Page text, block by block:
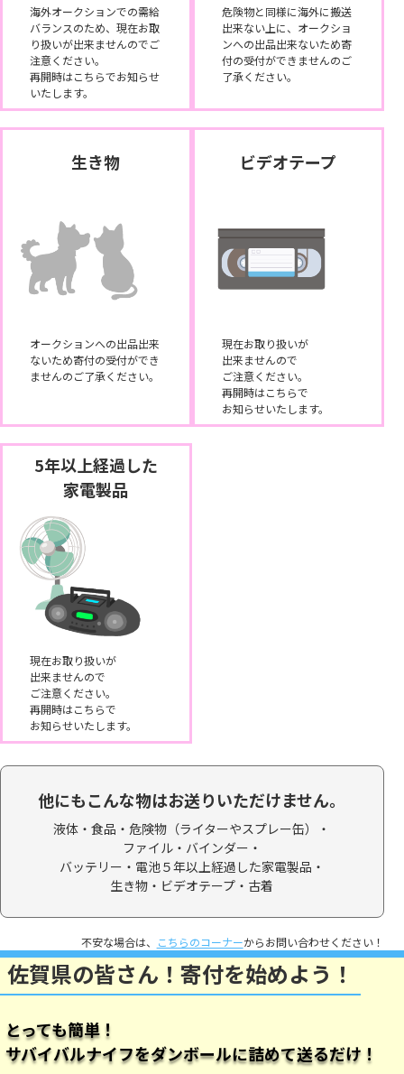
海外オークションでの需給
バランスのため、現在お取
り扱いが出来ませんのでご
注意ください。
再開時はこちらでお知らせ
いたします。
危険物と同様に海外に搬送
出来ない上に、オークショ
ンへの出品出来ないため寄
付の受付ができませんのご
了承ください。
生き物
オークションへの出品出来
ないため寄付の受付ができ
ませんのご了承ください。
ビデオテープ
現在お取り扱いが
出来ませんので
ご注意ください。
再開時はこちらで
お知らせいたします。
5年以上経過した
家電製品
現在お取り扱いが
出来ませんので
ご注意ください。
再開時はこちらで
お知らせいたします。
他にもこんな物はお送りいただけません。
液体・食品・ 危険物（ライターやスプレー缶）・
ファイル・バインダー・
バッテリー・電池５年以上経過した家電製品・
生き物・ビデオテープ・ 古着
不安な場合は、 こちらのコーナーからお問い合わせください！
佐賀県の皆さん！寄付を始めよう！
とっても簡単！
サバイバルナイフをダンボールに詰めて送るだけ！